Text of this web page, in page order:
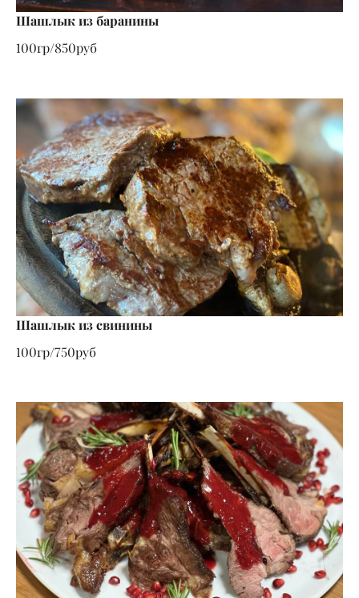
Шашлык из баранины
100гр/850руб
Шашлык из свинины
100гр/750руб